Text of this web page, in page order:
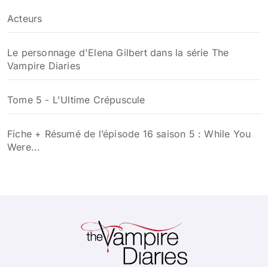
Acteurs
Le personnage d'Elena Gilbert dans la série The
Vampire Diaries
Tome 5 - L'Ultime Crépuscule
Fiche + Résumé de l’épisode 16 saison 5 : While You
Were...